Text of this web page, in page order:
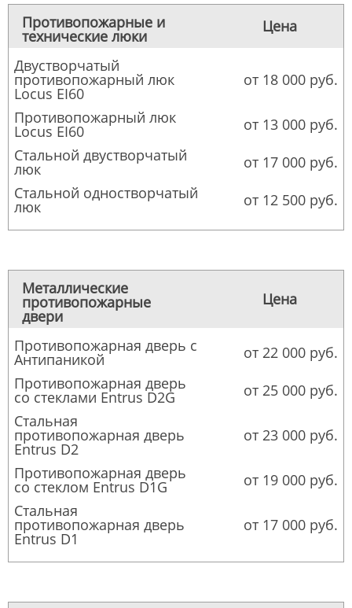
Противопожарные и
технические люки
Цена
Двустворчатый
противопожарный люк
Locus EI60
от 18 000 руб.
Противопожарный люк
Locus EI60
от 13 000 руб.
Стальной двустворчатый
люк
от 17 000 руб.
Стальной одностворчатый
люк от 12 500 руб.
Металлические
противопожарные
двери
Цена
Противопожарная дверь с
Антипаникой
от 22 000 руб.
Противопожарная дверь
со стеклами Entrus D2G
от 25 000 руб.
Стальная
противопожарная дверь
Entrus D2
от 23 000 руб.
Противопожарная дверь
со стеклом Entrus D1G
от 19 000 руб.
Стальная
противопожарная дверь
Entrus D1
от 17 000 руб.